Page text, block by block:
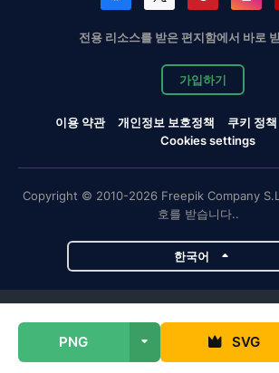
PNG SVG
전용 리소스를 받은 편지함에서 바로
가입하기
이용 약관 개인정보 보호정책 쿠키 정책
Cookies settings
Copyright © 2010-2026 Freepik Company
호를 받습니다..
한국어